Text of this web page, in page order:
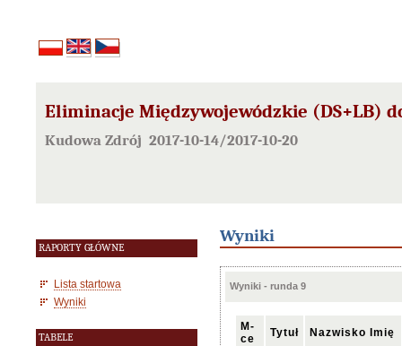
Eliminacje Międzywojewódzkie (DS+LB)
Kudowa Zdrój 2017-10-14/2017-10-20
RAPORTY GŁÓWNE
Lista startowa
Wyniki
TABELE
Wyniki
Wyniki - runda 9
M-
ce
Tytuł Nazwisko Imię